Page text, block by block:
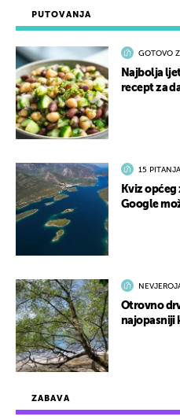
ZABAVA
PUTOVANJA
GOTOVO
Najbolja
recept za
15 PITANJA
Kviz općeg
Google
Otrovno
najopasniji